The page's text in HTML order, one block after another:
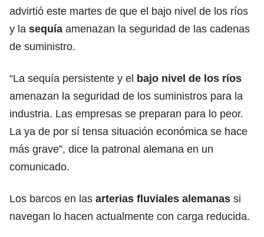
advirtió este martes de que el bajo nivel de los ríos
y la sequía amenazan la seguridad de las cadenas
de suministro.
“La sequía persistente y el bajo nivel de los ríos
amenazan la seguridad de los suministros para la
industria. Las empresas se preparan para lo peor.
La ya de por sí tensa situación económica se hace
más grave”, dice la patronal alemana en un
comunicado.
Los barcos en las arterias fluviales alemanas si
navegan lo hacen actualmente con carga reducida.